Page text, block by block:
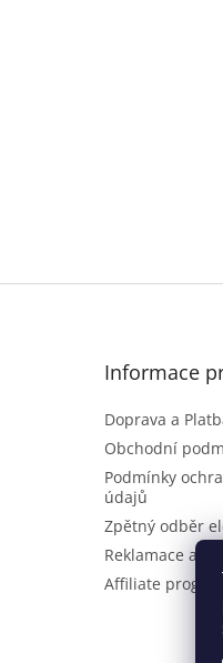
Informace
Doprava a
Obchodní
Podmínky
údajů
Zpětný odběr
Reklamace a
Affiliate